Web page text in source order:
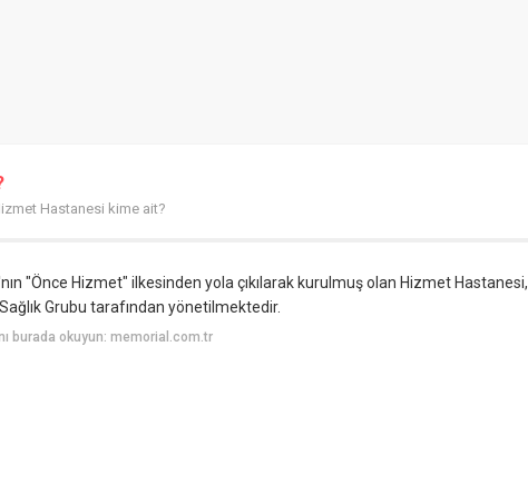
Hastanesi kime ait?
"Önce Hizmet" ilkesinden yola çıkılarak kurulmuş olan Hizmet Hastanesi,
Grubu tarafından yönetilmektedir.
burada okuyun: memorial.com.tr